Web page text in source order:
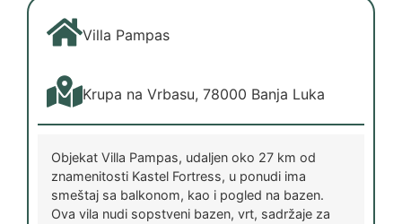
Villa Pampas
Krupa na Vrbasu, 78000 Banja Luka
Objekat Villa Pampas, udaljen oko 27 km od
znamenitosti Kastel Fortress, u ponudi ima
smeštaj sa balkonom, kao i pogled na bazen.
Ova vila nudi sopstveni bazen, vrt, sadržaje za